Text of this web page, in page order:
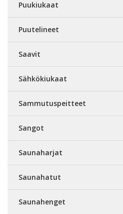
Puukiukaat
Puutelineet
Saavit
Sähkökiukaat
Sammutuspeitteet
Sangot
Saunaharjat
Saunahatut
Saunahenget